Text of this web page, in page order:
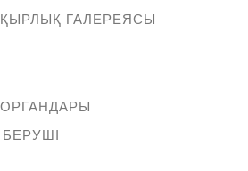
ГАЛЕРЕЯСЫ